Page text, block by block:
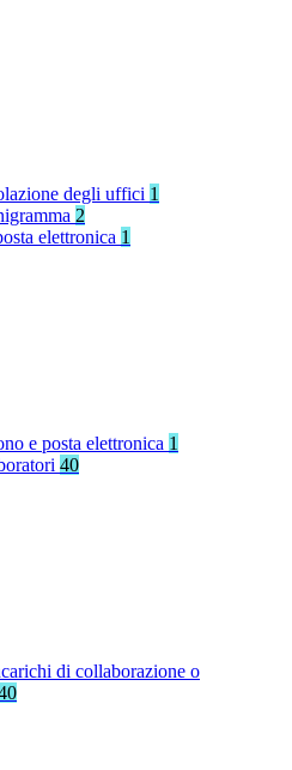
degli uffici 1
2
elettronica 1
e posta elettronica 1
40
di collaborazione o